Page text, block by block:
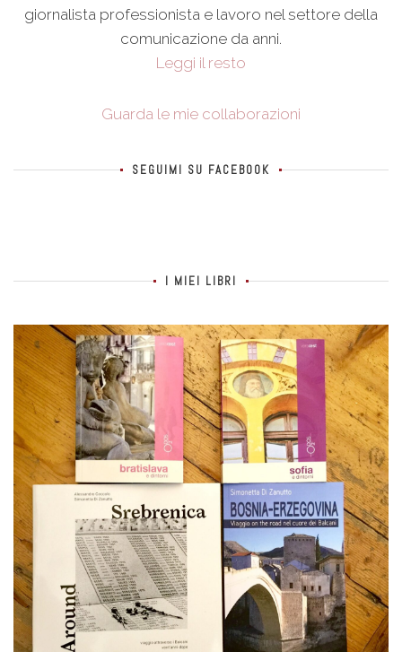
giornalista professionista e lavoro nel settore della
comunicazione da anni.
Leggi il resto
Guarda le mie collaborazioni
SEGUIMI SU FACEBOOK
I MIEI LIBRI